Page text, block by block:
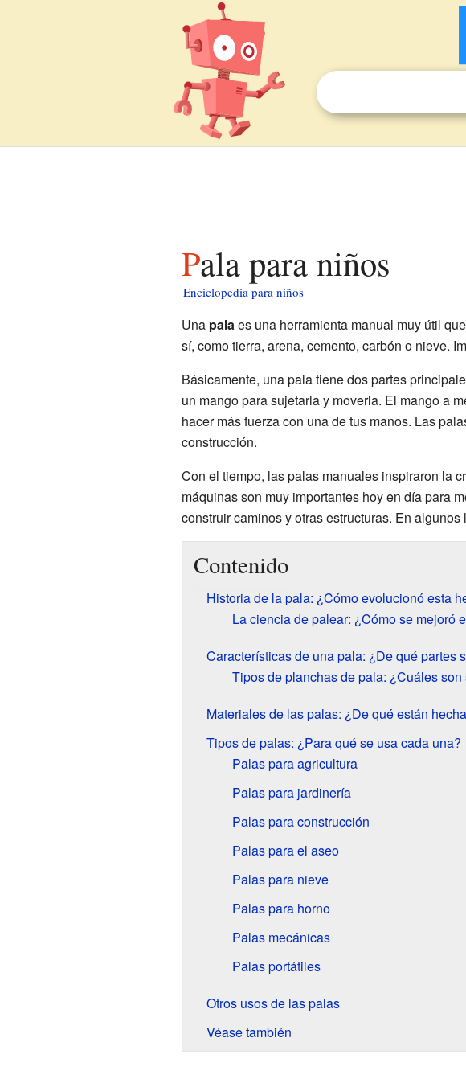
Pala para niños
Enciclopedia para niños
Una palaes una herramienta manual muy útil
sí, como tierra, arena, cemento, carbón o nieve.
Básicamente, una pala tiene dos partes
un mango para sujetarla y moverla. El mango a
hacer más fuerza con una de tus manos. Las
construcción.
Con el tiempo, las palas manuales inspiraron la
máquinas son muy importantes hoy en día para
construir caminos y otras estructuras. En
Contenido
Historia de la pala: ¿Cómo evolucionó esta
La ciencia de palear: ¿Cómo se mejoró
Características de una pala: ¿De qué partes
Tipos de planchas de pala: ¿Cuáles son
Materiales de las palas: ¿De qué están
Tipos de palas: ¿Para qué se usa cada una?
Palas para agricultura
Palas para jardinería
Palas para construcción
Palas para el aseo
Palas para nieve
Palas para horno
Palas mecánicas
Palas portátiles
Otros usos de las palas
Véase también